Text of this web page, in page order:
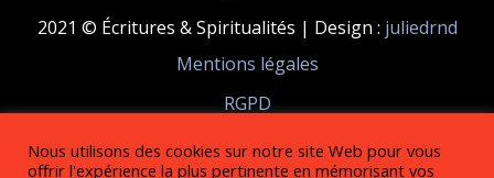
2021 © Écritures & Spiritualités | Design : juliedrnd
Mentions légales
RGPD
RÉSEAUX SOCIAUX
Nous utilisons des cookies sur notre site Web pour vous
offrir l'expérience la plus pertinente en mémorisant vos